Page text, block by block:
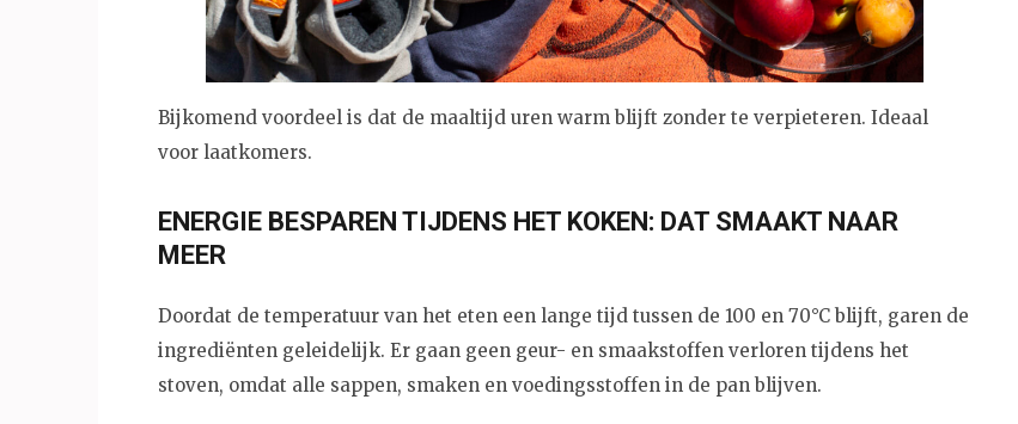
Bijkomend voordeel is dat de maaltijd uren warm blijft zonder te verpieteren. Ideaal
voor laatkomers.
ENERGIE BESPAREN TIJDENS HET KOKEN: DAT SMAAKT NAAR
MEER
Doordat de temperatuur van het eten een lange tijd tussen de 100 en 70°C blijft, garen de
ingrediënten geleidelijk. Er gaan geen geur- en smaakstoffen verloren tijdens het
stoven, omdat alle sappen, smaken en voedingsstoffen in de pan blijven.